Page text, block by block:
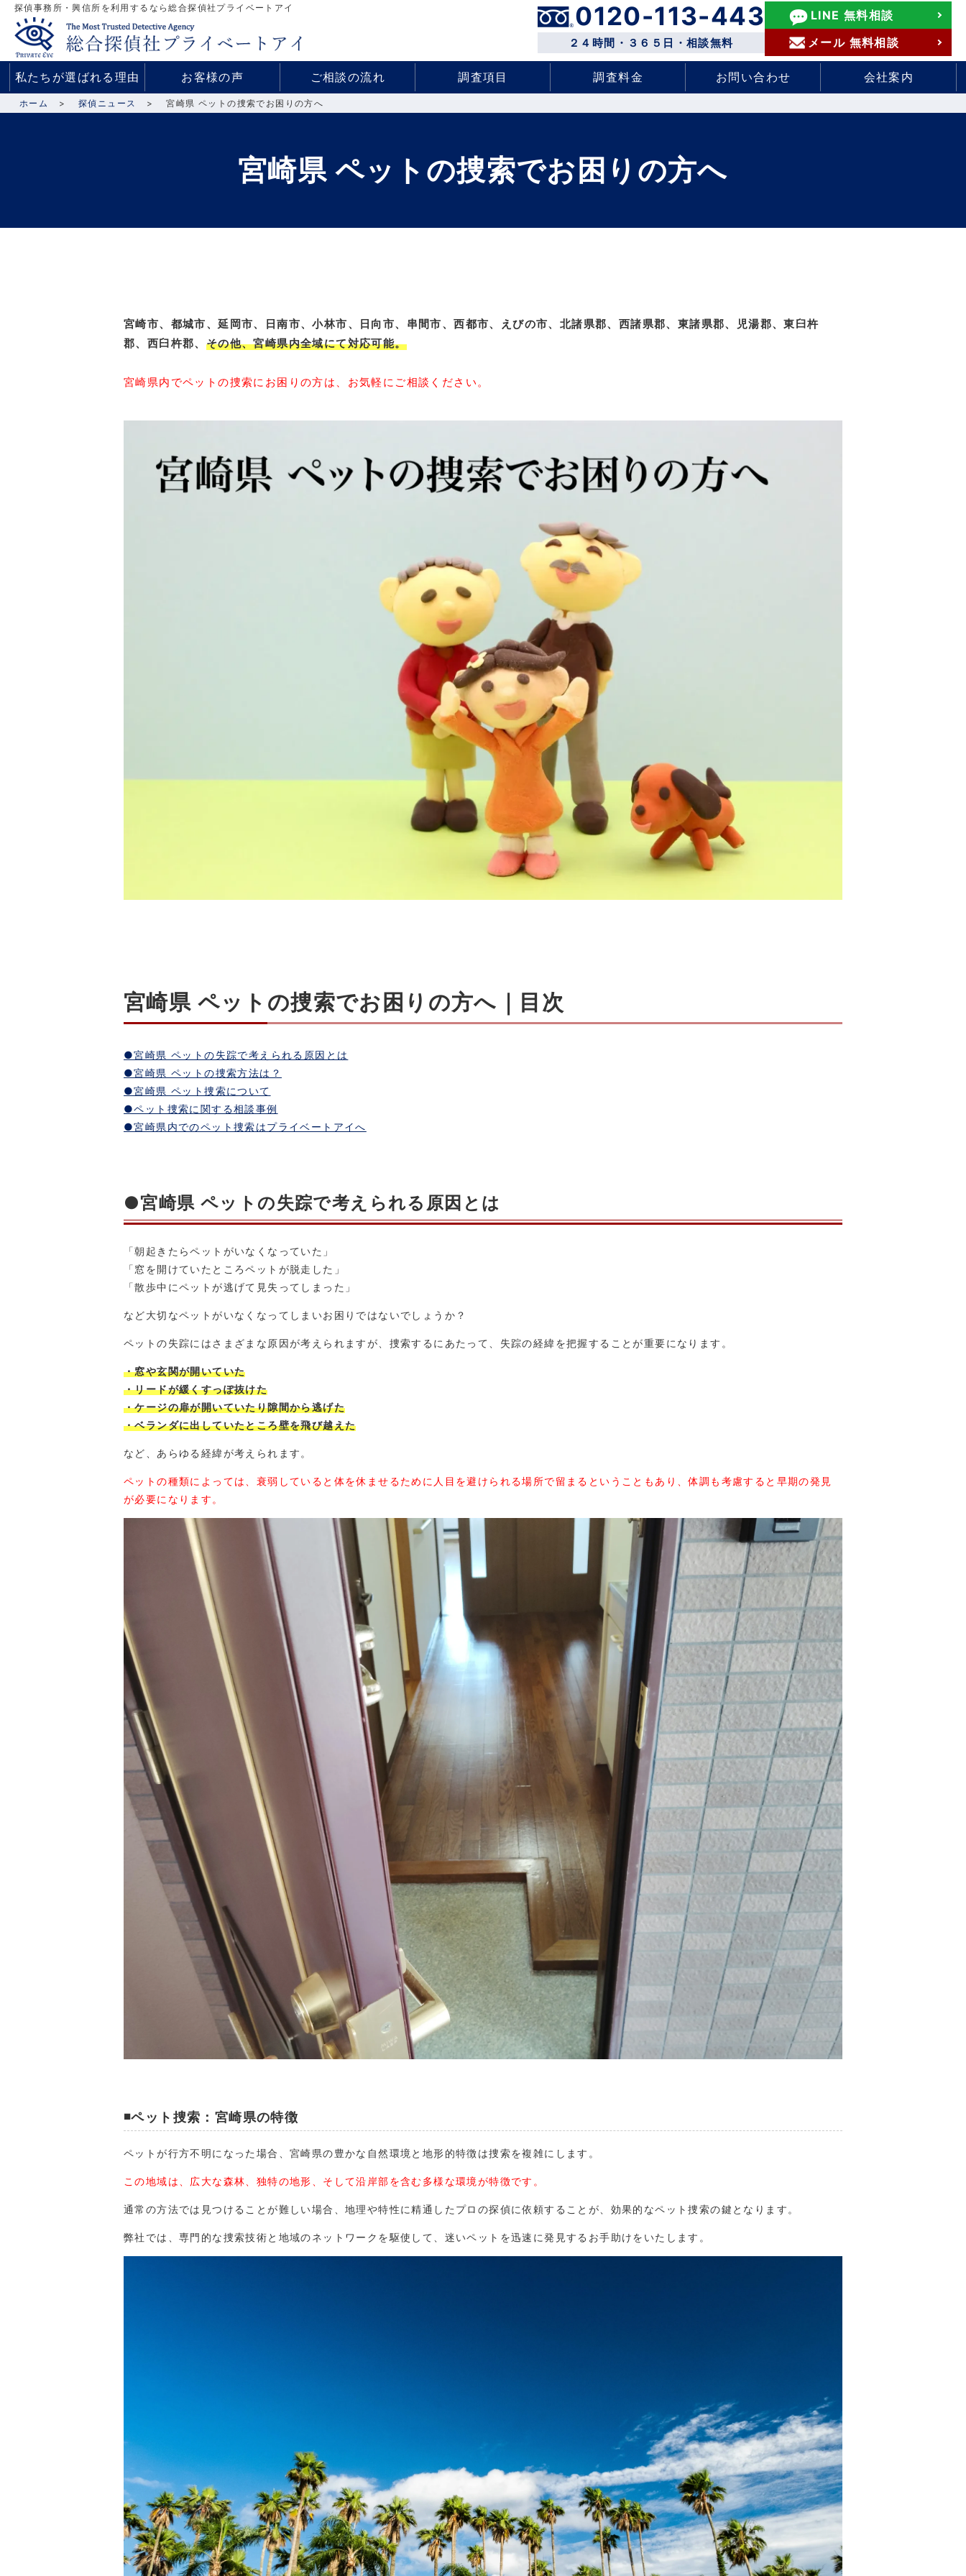
探偵事務所・興信所を利用するなら総合探偵社プライベートアイ
私たちが選ばれる理由 お客様の声 ご相談の流れ 調査項目 調査料金 お問い合わせ 会社案内
0120-113-443
２４時間・３６５日・相談無料
LINE 無料相談
メール 無料相談
ホーム 探偵ニュース 宮崎県 ペットの捜索でお困りの方へ
宮崎県 ペットの捜索でお困りの方へ
宮崎市、都城市、延岡市、日南市、小林市、日向市、串間市、西都市、えびの市、北諸県郡、西諸県郡、東諸県郡、児湯郡、東臼杵
郡、西臼杵郡、 その他、宮崎県内全域にて対応可能。
宮崎県内でペットの捜索にお困りの方は、お気軽にご相談ください。
宮崎県 ペットの捜索でお困りの方へ｜目次
●宮崎県 ペットの失踪で考えられる原因とは
●宮崎県 ペットの捜索方法は？
●宮崎県 ペット捜索について
●ペット捜索に関する相談事例
●宮崎県内でのペット捜索はプライベートアイへ
●宮崎県 ペットの失踪で考えられる原因とは
「朝起きたらペットがいなくなっていた」
「窓を開けていたところペットが脱走した」
「散歩中にペットが逃げて見失ってしまった」
など大切なペットがいなくなってしまいお困りではないでしょうか？
ペットの失踪にはさまざまな原因が考えられますが、捜索するにあたって、失踪の経緯を把握することが重要になります。
・窓や玄関が開いていた
・リードが緩くすっぽ抜けた
・ケージの扉が開いていたり隙間から逃げた
・ベランダに出していたところ壁を飛び越えた
など、あらゆる経緯が考えられます。
ペットの種類によっては、衰弱していると体を休ませるために人目を避けられる場所で留まるということもあり、体調も考慮すると早期の発見
が必要になります。
◾️ペット捜索：宮崎県の特徴
ペットが行方不明になった場合、宮崎県の豊かな自然環境と地形的特徴は捜索を複雑にします。
この地域は、広大な森林、独特の地形、そして沿岸部を含む多様な環境が特徴です。
通常の方法では見つけることが難しい場合、地理や特性に精通したプロの探偵に依頼することが、効果的なペット捜索の鍵となります。
弊社では、専門的な捜索技術と地域のネットワークを駆使して、迷いペットを迅速に発見するお手助けをいたします。